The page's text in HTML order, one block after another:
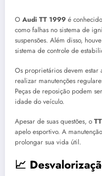
O Audi TT 1999 é
como falhas no sistema de
suspensões. Além disso,
sistema de controle de
Os proprietários devem estar
realizar manutenções
Peças de reposição podem
idade do veículo.
Apesar de suas questões, o TT
apelo esportivo. A
prolongar sua vida útil.
📈